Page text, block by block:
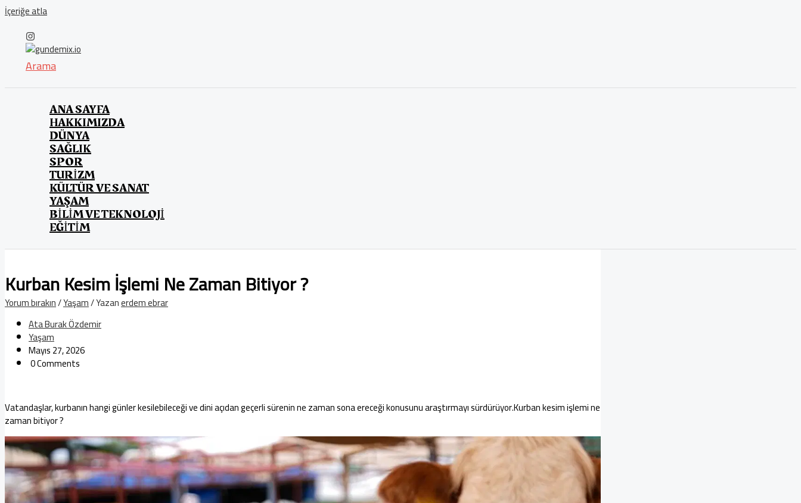
İçeriğe atla
Arama
ANA SAYFA
HAKKIMIZDA
DÜNYA
SAĞLIK
SPOR
TURİZM
KÜLTÜR VE SANAT
YAŞAM
BİLİM VE TEKNOLOJİ
EĞİTİM
Kurban Kesim İşlemi Ne Zaman Bitiyor ?
Yorum bırakın/Yaşam/ Yazanerdem ebrar
Ata Burak Özdemir
Yaşam
Mayıs 27, 2026
0 Comments
Vatandaşlar, kurbanın hangi günler kesilebileceği ve dini açıdan geçerli sürenin ne zaman sona ereceği konusunu araştırmayı sürdürüyor.Kurban kesim işlemi ne
zaman bitiyor ?